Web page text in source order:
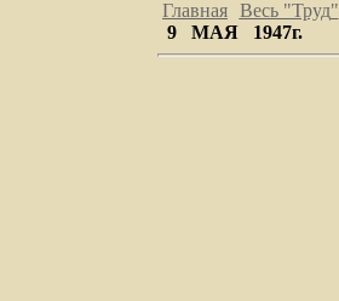
Главная Весь "Труд"
9 МАЯ 1947г.